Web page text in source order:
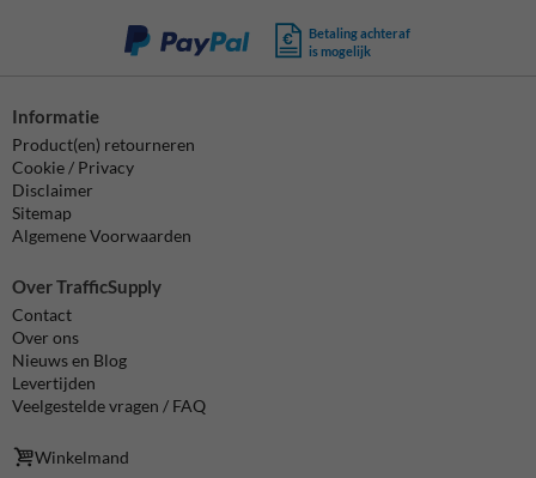
Betaling achteraf
is mogelijk
Informatie
Product(en) retourneren
Cookie / Privacy
Disclaimer
Sitemap
Algemene Voorwaarden
Over TrafficSupply
Contact
Over ons
Nieuws en Blog
Levertijden
Veelgestelde vragen / FAQ
Winkelmand